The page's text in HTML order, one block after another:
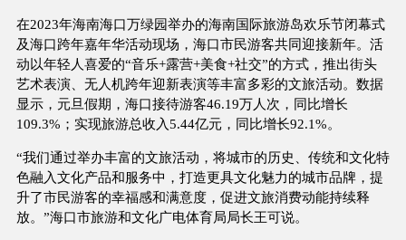
在2023年海南海口万绿园举办的海南国际旅游岛欢乐节闭幕式
及海口跨年嘉年华活动现场，海口市民游客共同迎接新年。活
动以年轻人喜爱的“音乐+露营+美食+社交”的方式，推出街头
艺术表演、无人机跨年迎新表演等丰富多彩的文旅活动。数据
显示，元旦假期，海口接待游客46.19万人次，同比增长
109.3%；实现旅游总收入5.44亿元，同比增长92.1%。
“我们通过举办丰富的文旅活动，将城市的历史、传统和文化特
色融入文化产品和服务中，打造更具文化魅力的城市品牌，提
升了市民游客的幸福感和满意度，促进文旅消费动能持续释
放。”海口市旅游和文化广电体育局局长王可说。